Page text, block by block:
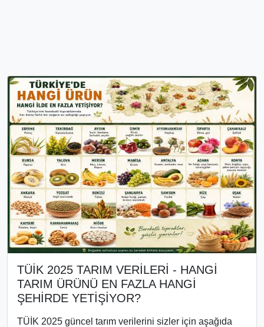
TÜİK 2025 TARIM VERİLERİ - HANGİ
TARIM ÜRÜNÜ EN FAZLA HANGİ
ŞEHİRDE YETİŞİYOR?
TÜİK 2025 güncel tarım verilerini sizler için aşağıda